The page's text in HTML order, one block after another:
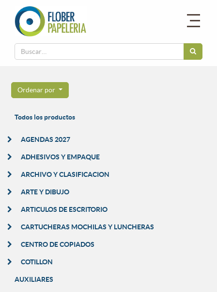
Ordenar por
Todos los productos
AGENDAS 2027
ADHESIVOS Y EMPAQUE
ARCHIVO Y CLASIFICACION
ARTE Y DIBUJO
ARTICULOS DE ESCRITORIO
CARTUCHERAS MOCHILAS Y LUNCHERAS
CENTRO DE COPIADOS
COTILLON
AUXILIARES